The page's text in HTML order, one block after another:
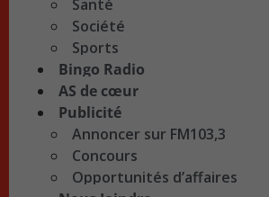
Santé
Société
Sports
Bingo Radio
AS de cœur
Publicité
Annoncer sur FM103,3
Concours
Opportunités d’affaires